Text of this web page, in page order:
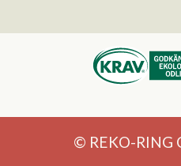
© REKO-RING